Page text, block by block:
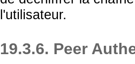
l'utilisateur.
19.3.6. Peer